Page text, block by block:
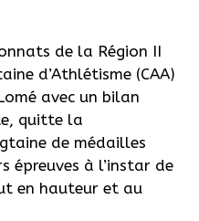
de la Région II
d’Athlétisme (CAA)
avec un bilan
quitte la
de médailles
épreuves à l’instar de
en hauteur et au